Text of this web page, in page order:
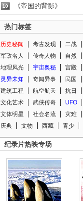
10 《帝国的背影》
热门标签
历史秘闻 考古发现 二战
军政名人
传奇人物 自然
地理风光
宇宙奥秘 宫殿
灵异未知
奇闻异事 民国
建筑工程
航空航天 抗日
文化艺术
武侠传奇 UFO
文体明星
社会名流 灾难
庆典
文物 西藏 青少
纪录片热映专场